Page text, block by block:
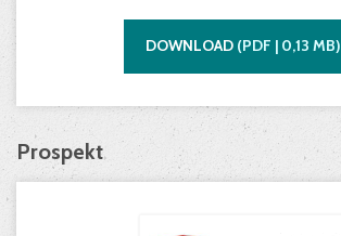
DOWNLOAD (PDF | 0,13 MB)
Prospekt